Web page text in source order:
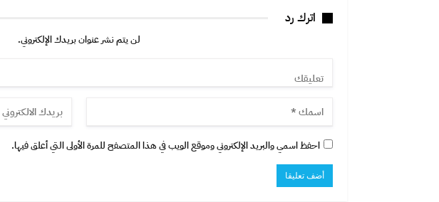
اترك رد
لن يتم نشر عنوان بريدك الإلكتروني.
احفظ اسمي والبريد الإلكتروني وموقع الويب في هذا المتصفح للمرة الأولى التي أعلق فيها.